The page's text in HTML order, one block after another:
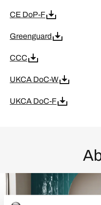
CE DoP-F
Greenguard
CCC
UKCA DoC-W
UKCA DoC-F